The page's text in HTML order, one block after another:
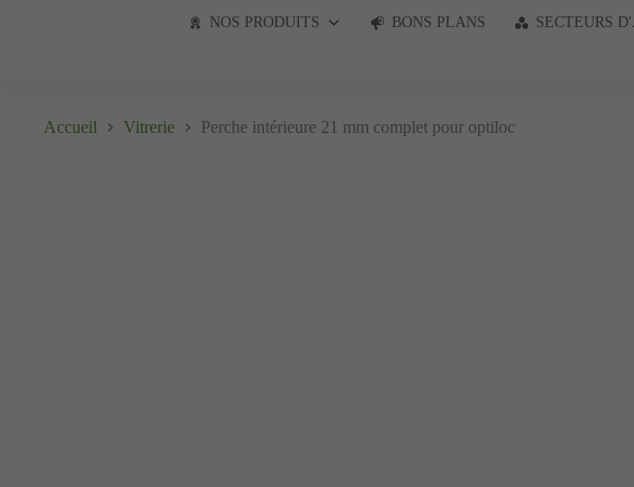
NOS PRODUITS BONS PLANS SECTEURS
Accueil Vitrerie Perche intérieure 21 mm complet pour optiloc